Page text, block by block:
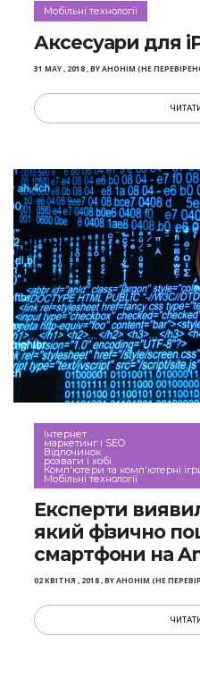
Мобільні технології
Аксесуари для
31 MAY , 2018,BYАНОНІМ (НЕ
Інтернет
маркетинг і SEO
Відпочинок
розваги і хобі
Комп'ютери та комп'ютерні
Мобільні технології
Експерти
який фізично
смартфони на
02 КВІТНЯ , 2018,BYАНОНІМ (НЕ